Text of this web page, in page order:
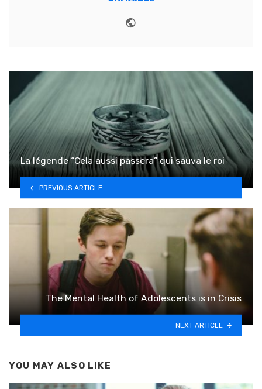
La légende “Cela aussi passera” qui sauva le roi
PREVIOUS ARTICLE
The Mental Health of Adolescents is in Crisis
NEXT ARTICLE
YOU MAY ALSO LIKE